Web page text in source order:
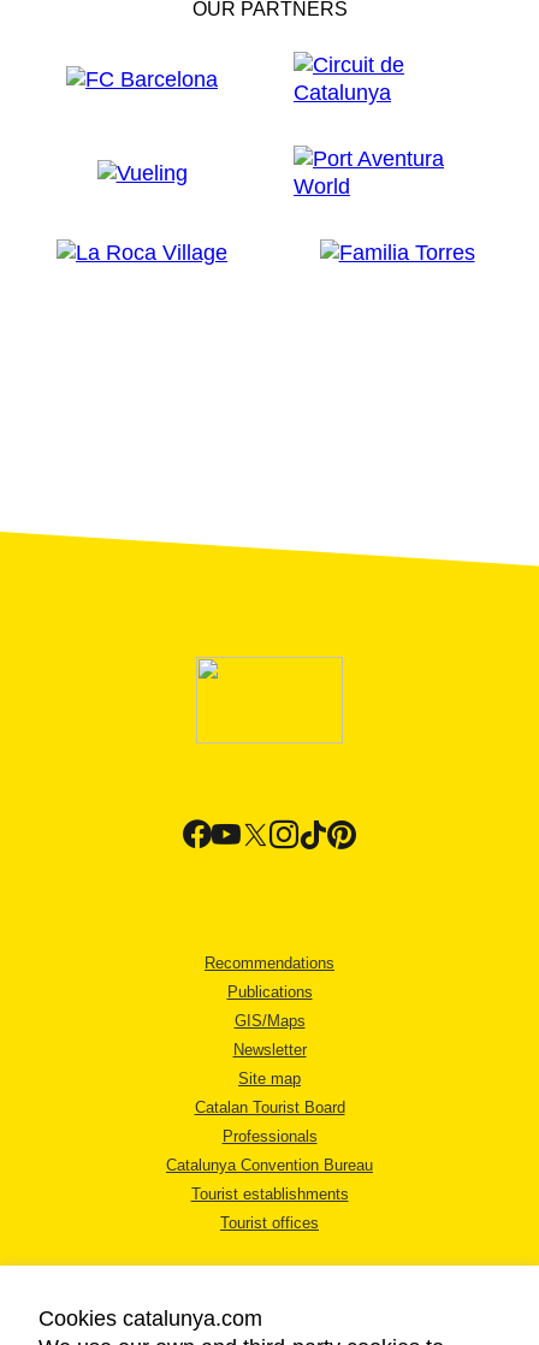
OUR PARTNERS
Recommendations
Publications
GIS/Maps
Newsletter
Site map
Catalan Tourist Board
Professionals
Catalunya Convention Bureau
Tourist establishments
Tourist offices
Cookies catalunya.com